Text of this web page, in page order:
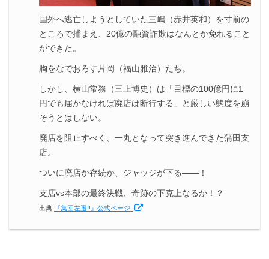
国外へ逃亡しようとしていた三嶋（赤井英和）を寸前の
ところで捕まえ、20億の融資詐欺はなんとか免れること
ができた。
胸をなでおろす片岡（福山雅治）たち。
しかし、横山常務（三上博史）は「目標の100億円に1
円でも届かなければ廃店は断行する」と厳しい態度を崩
そうとはしない。
廃店を阻止すべく、一丸となって突き進んできた蒲田支
店。
ついに廃店か存続か、ジャッジが下る――！
支店vs本部の最終決戦、奇跡の下克上なるか！？
出典: 『集団左遷!!』公式ページ